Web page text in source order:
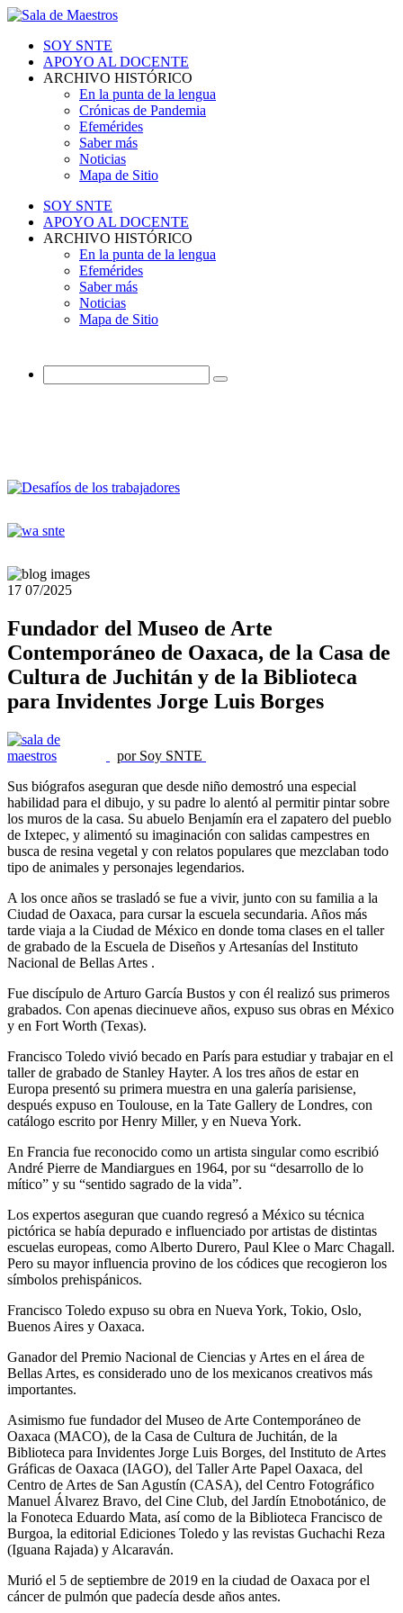
SOY SNTE
APOYO AL DOCENTE
ARCHIVO HISTÓRICO
En la punta de la lengua
Crónicas de Pandemia
Efemérides
Saber más
Noticias
Mapa de Sitio
SOY SNTE
APOYO AL DOCENTE
ARCHIVO HISTÓRICO
En la punta de la lengua
Efemérides
Saber más
Noticias
Mapa de Sitio
17 07/2025
Fundador del Museo de Arte
Contemporáneo de Oaxaca, de la Casa de
Cultura de Juchitán y de la Biblioteca
para Invidentes Jorge Luis Borges
por Soy SNTE
Sus biógrafos aseguran que desde niño demostró una especial
habilidad para el dibujo, y su padre lo alentó al permitir pintar sobre
los muros de la casa. Su abuelo Benjamín era el zapatero del pueblo
de Ixtepec, y alimentó su imaginación con salidas campestres en
busca de resina vegetal y con relatos populares que mezclaban todo
tipo de animales y personajes legendarios.
A los once años se trasladó se fue a vivir, junto con su familia a la
Ciudad de Oaxaca, para cursar la escuela secundaria. Años más
tarde viaja a la Ciudad de México en donde toma clases en el taller
de grabado de la Escuela de Diseños y Artesanías del Instituto
Nacional de Bellas Artes .
Fue discípulo de Arturo García Bustos y con él realizó sus primeros
grabados. Con apenas diecinueve años, expuso sus obras en México
y en Fort Worth (Texas).
Francisco Toledo vivió becado en París para estudiar y trabajar en el
taller de grabado de Stanley Hayter. A los tres años de estar en
Europa presentó su primera muestra en una galería parisiense,
después expuso en Toulouse, en la Tate Gallery de Londres, con
catálogo escrito por Henry Miller, y en Nueva York.
En Francia fue reconocido como un artista singular como escribió
André Pierre de Mandiargues en 1964, por su “desarrollo de lo
mítico” y su “sentido sagrado de la vida”.
Los expertos aseguran que cuando regresó a México su técnica
pictórica se había depurado e influenciado por artistas de distintas
escuelas europeas, como Alberto Durero, Paul Klee o Marc Chagall.
Pero su mayor influencia provino de los códices que recogieron los
símbolos prehispánicos.
Francisco Toledo expuso su obra en Nueva York, Tokio, Oslo,
Buenos Aires y Oaxaca.
Ganador del Premio Nacional de Ciencias y Artes en el área de
Bellas Artes, es considerado uno de los mexicanos creativos más
importantes.
Asimismo fue fundador del Museo de Arte Contemporáneo de
Oaxaca (MACO), de la Casa de Cultura de Juchitán, de la
Biblioteca para Invidentes Jorge Luis Borges, del Instituto de Artes
Gráficas de Oaxaca (IAGO), del Taller Arte Papel Oaxaca, del
Centro de Artes de San Agustín (CASA), del Centro Fotográfico
Manuel Álvarez Bravo, del Cine Club, del Jardín Etnobotánico, de
la Fonoteca Eduardo Mata, así como de la Biblioteca Francisco de
Burgoa, la editorial Ediciones Toledo y las revistas Guchachi Reza
(Iguana Rajada) y Alcaraván.
Murió el 5 de septiembre de 2019 en la ciudad de Oaxaca por el
cáncer de pulmón que padecía desde años antes.